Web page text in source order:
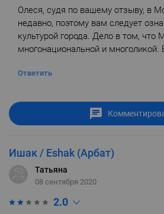
Олеся, судя по вашему отзыву, в
недавно, поэтому вам следует
культурой города. Дело в том, что
многонациональной и многоликой.
Ответить
Ишак / Eshak (Арбат)
Татьяна
08 сентября 2020
2.0